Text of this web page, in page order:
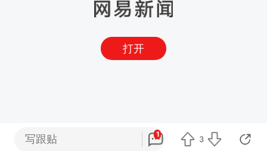
打开
写跟贴 1
3